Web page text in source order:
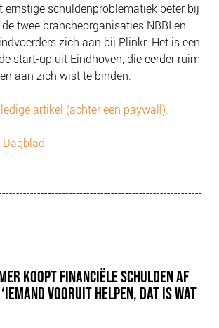
ernstige schuldenproblematiek beter bij
twee brancheorganisaties NBBI en
zich aan bij Plinkr. Het is een
start-up uit Eindhoven, die eerder ruim
aan zich wist te binden.
artikel (achter een paywall).
KOOPT FINANCIËLE SCHULDEN AF
VOORUIT HELPEN, DAT IS WAT